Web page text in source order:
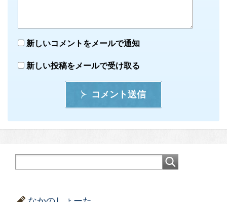
新しいコメントをメールで通知
新しい投稿をメールで受け取る
コメント送信